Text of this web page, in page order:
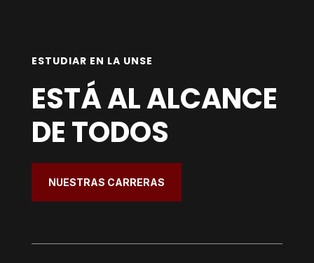
ESTUDIAR EN LA UNSE
ESTÁ AL ALCANCE
DE TODOS
NUESTRAS CARRERAS